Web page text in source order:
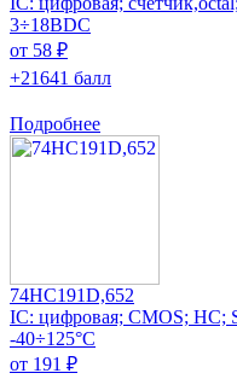
3÷18ВDC
от 58 ₽
+21641 балл
Подробнее
74HC191D,652
IC: цифровая; CMOS; HC;
-40÷125°C
от 191 ₽